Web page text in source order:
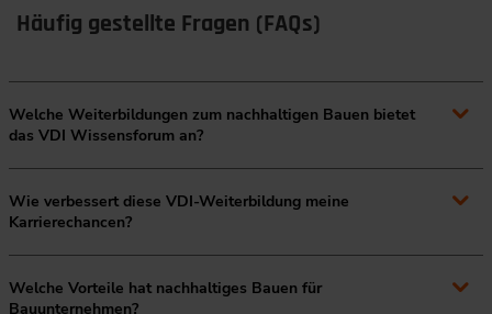
Häufig gestellte Fragen (FAQs)
Welche Weiterbildungen zum nachhaltigen Bauen bietet
das VDI Wissensforum an?
Weiterbildungsveranstaltungen zum Thema Nachhaltiges
Bauen an. Dazu gehören Grundlagenseminare, die ein
allgemeines Verständnis für nachhaltiges Planen und
Bauen vermitteln, aber auch spezifischere Workshops, die
sich auf einzelne Aspekte wie regenerative Energien in der
Wie verbessert diese VDI-Weiterbildung meine
Karrierechancen?
zunehmend an Bedeutung, da es eine Antwort auf die
Welche Vorteile hat nachhaltiges Bauen für
Bauunternehmen?